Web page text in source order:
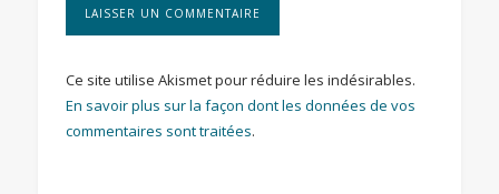
Ce site utilise Akismet pour réduire les indésirables.
En savoir plus sur la façon dont les données de vos
commentaires sont traitées.